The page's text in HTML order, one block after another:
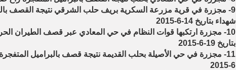
شهداء بتاريخ 14-6-2015
بتاريخ 19-6-2015
6-2015